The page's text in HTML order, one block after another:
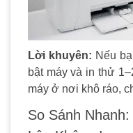
Lời khuyên: Nếu
bật máy và in thử
máy ở nơi khô ráo,
So Sánh